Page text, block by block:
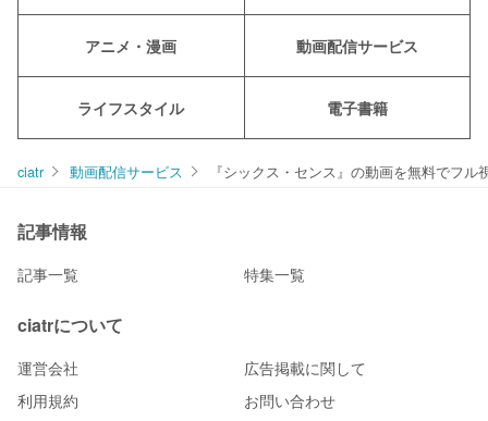
アニメ・漫画 動画配信サービス
ライフスタイル 電子書籍
ciatr 動画配信サービス 『シックス・センス』の動画を無料でフ
記事情報
記事一覧 特集一覧
ciatrについて
運営会社
広告掲載に関して
利用規約
お問い合わせ